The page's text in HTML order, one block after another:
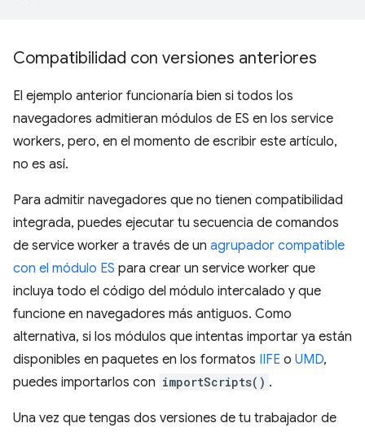
Compatibilidad con versiones anteriores
El ejemplo anterior funcionaría bien si todos los
navegadores admitieran módulos de ES en los service
workers, pero, en el momento de escribir este artículo,
no es así.
Para admitir navegadores que no tienen compatibilidad
integrada, puedes ejecutar tu secuencia de comandos
de service worker a través de un agrupador compatible
con el módulo ES para crear un service worker que
incluya todo el código del módulo intercalado y que
funcione en navegadores más antiguos. Como
alternativa, si los módulos que intentas importar ya están
disponibles en paquetes en los formatos IIFE o UMD,
puedes importarlos con importScripts() .
Una vez que tengas dos versiones de tu trabajador de